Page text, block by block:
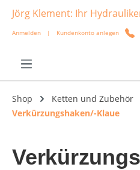
springen
Jörg Klement: Ihr
Anmelden | Kundenkonto anlegen
Shop
Ketten und Zubehör
Verkürzungshaken/-Klaue